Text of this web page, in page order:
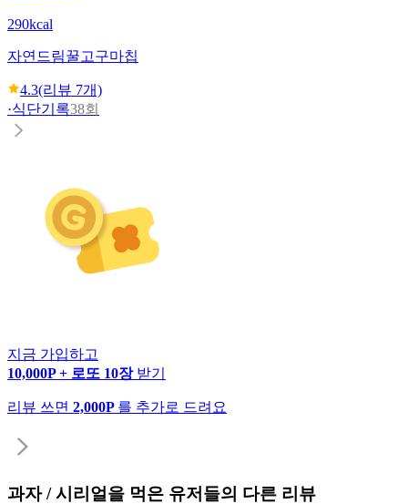
290kcal
자연드림꿀고구마칩
4.3(리뷰 7개)
·식단기록38회
지금 가입하고
10,000P + 로또 10장 받기
리뷰 쓰면 2,000P 를 추가로 드려요
과자 / 시리얼을 먹은 유저들의 다른 리뷰